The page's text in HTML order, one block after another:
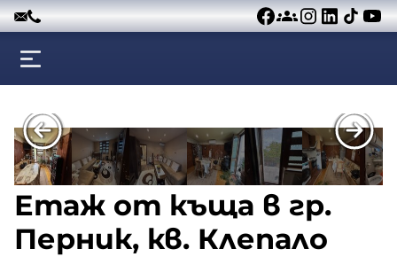
Към съдържанието
Етаж от къща в гр.
Перник, кв. Клепало